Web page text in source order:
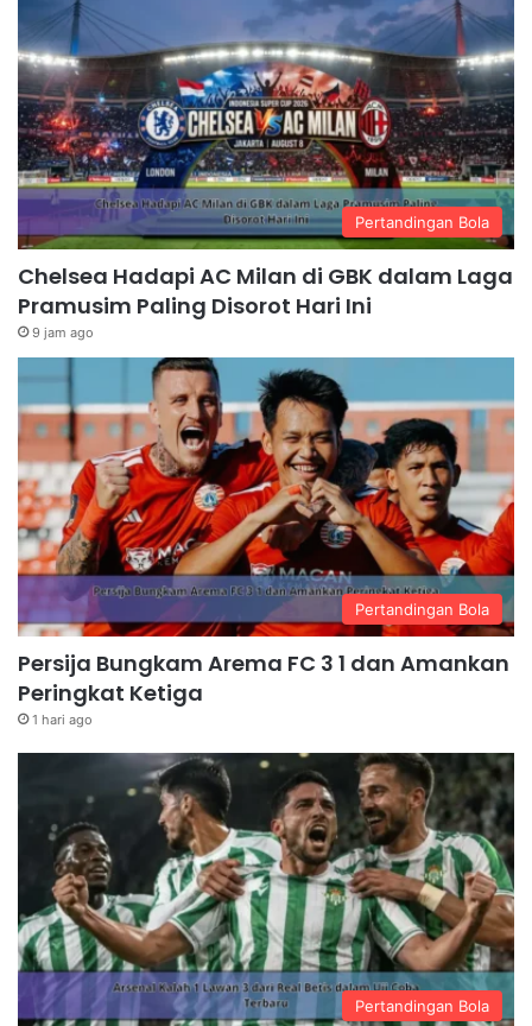
Pertandingan Bola
Chelsea Hadapi AC Milan di GBK dalam Laga
Pramusim Paling Disorot Hari Ini
9 jam ago
Pertandingan Bola
Persija Bungkam Arema FC 3 1 dan Amankan
Peringkat Ketiga
1 hari ago
Pertandingan Bola